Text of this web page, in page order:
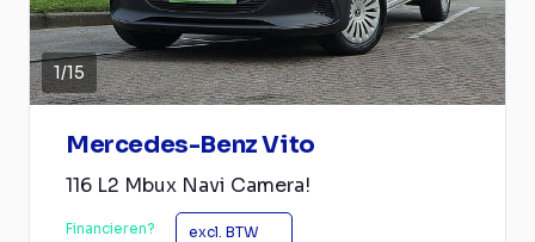
1/15
Mercedes-Benz Vito
116 L2 Mbux Navi Camera!
Financieren? excl. BTW